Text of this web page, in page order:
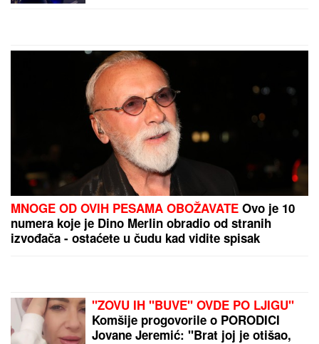
MNOGE OD OVIH PESAMA OBOŽAVATE Ovo je 10
numera koje je Dino Merlin obradio od stranih
izvođača - ostaćete u čudu kad vidite spisak
"ZOVU IH "BUVE" OVDE PO LJIGU"
Komšije progovorile o PORODICI
Jovane Jeremić: "Brat joj je otišao,